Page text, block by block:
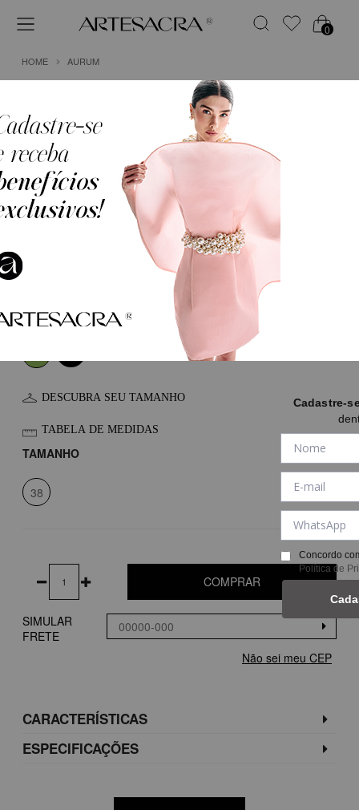
0
HOME AURUM
BLUSA EM CREPE FLUIDO COM DECOTE
DRAPEADO E MANGAS CAPA
em (Sem Juros)
COR
DESCUBRA SEU TAMANHO
TABELA DE MEDIDAS
TAMANHO
38
COMPRAR
SIMULAR
FRETE
Não sei meu CEP
CARACTERÍSTICAS
ESPECIFICAÇÕES
Cadastre-
Concordo
Política de